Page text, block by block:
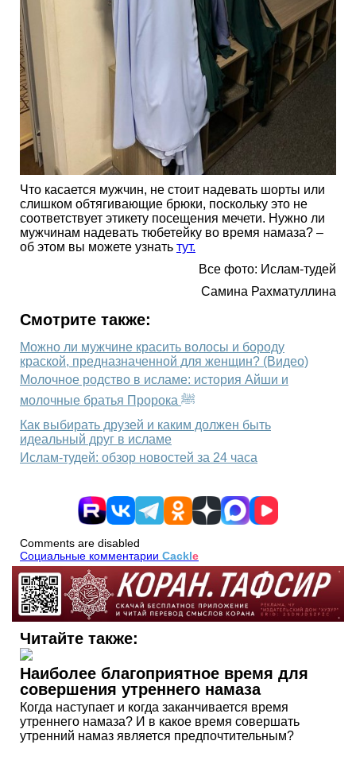
Что касается мужчин, не стоит надевать шорты или
слишком обтягивающие брюки, поскольку это не
соответствует этикету посещения мечети. Нужно ли
мужчинам надевать тюбетейку во время намаза? –
об этом вы можете узнать тут.
Все фото: Ислам-тудей
Самина Рахматуллина
Смотрите также:
Можно ли мужчине красить волосы и бороду
краской, предназначенной для женщин? (Видео)
Молочное родство в исламе: история Айши и
молочные братья Пророка ﷺ
Как выбирать друзей и каким должен быть
идеальный друг в исламе
Ислам-тудей: обзор новостей за 24 часа
Comments are disabled
Социальные комментарии Cackle
Читайте также:
Наиболее благоприятное время для
совершения утреннего намаза
Когда наступает и когда заканчивается время
утреннего намаза? И в какое время совершать
утренний намаз является предпочтительным?